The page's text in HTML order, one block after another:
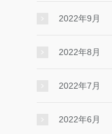
2022年9月
2022年8月
2022年7月
2022年6月